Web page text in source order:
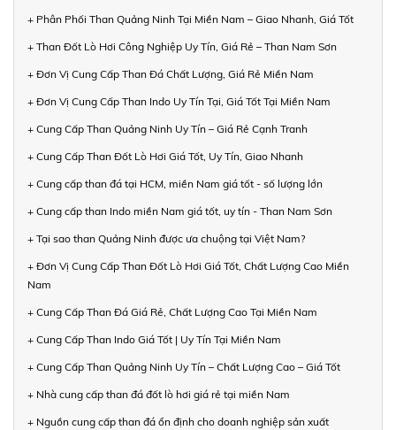
+ Phân Phối Than Quảng Ninh Tại Miền Nam – Giao Nhanh, Giá Tốt
+ Than Đốt Lò Hơi Công Nghiệp Uy Tín, Giá Rẻ – Than Nam Sơn
+ Đơn Vị Cung Cấp Than Đá Chất Lượng, Giá Rẻ Miền Nam
+ Đơn Vị Cung Cấp Than Indo Uy Tín Tại, Giá Tốt Tại Miền Nam
+ Cung Cấp Than Quảng Ninh Uy Tín – Giá Rẻ Cạnh Tranh
+ Cung Cấp Than Đốt Lò Hơi Giá Tốt, Uy Tín, Giao Nhanh
+ Cung cấp than đá tại HCM, miền Nam giá tốt - số lượng lớn
+ Cung cấp than Indo miền Nam giá tốt, uy tín - Than Nam Sơn
+ Tại sao than Quảng Ninh được ưa chuộng tại Việt Nam?
+ Đơn Vị Cung Cấp Than Đốt Lò Hơi Giá Tốt, Chất Lượng Cao Miền
Nam
+ Cung Cấp Than Đá Giá Rẻ, Chất Lượng Cao Tại Miền Nam
+ Cung Cấp Than Indo Giá Tốt | Uy Tín Tại Miền Nam
+ Cung Cấp Than Quảng Ninh Uy Tín – Chất Lượng Cao – Giá Tốt
+ Nhà cung cấp than đá đốt lò hơi giá rẻ tại miền Nam
+ Nguồn cung cấp than đá ổn định cho doanh nghiệp sản xuất